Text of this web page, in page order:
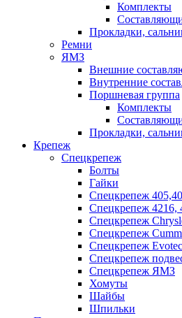
Комплекты
Прокладки,
Ремни
ЯМЗ
Внешние
Внутренние
Поршневая группа
Комплекты
Прокладки,
Крепеж
Спецкрепеж
Болты
Гайки
Спецкрепеж
Спецкрепеж 4216,
Спецкрепеж
Спецкрепеж
Спецкрепеж
Спецкрепеж
Спецкрепеж ЯМЗ
Хомуты
Шайбы
Шпильки